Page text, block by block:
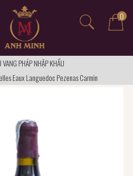
0
VANG PHÁP NHẬP KHẨU
Eaux Languedoc Pezenas Carmin